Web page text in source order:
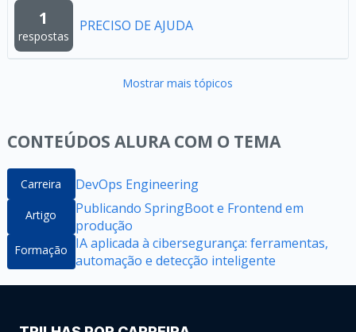
1
respostas
PRECISO DE AJUDA
Mostrar mais tópicos
CONTEÚDOS ALURA COM O TEMA
Carreira DevOps Engineering
Artigo
Publicando SpringBoot e Frontend em
produção
Formação
IA aplicada à cibersegurança: ferramentas,
automação e detecção inteligente